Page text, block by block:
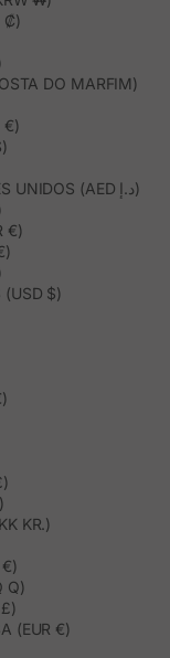
₡)
DO MARFIM)
€)
EMIRADOS ÁRABES UNIDOS (AED د.إ)
€)
(USD $)
KR.)
€)
Q)
(EUR €)